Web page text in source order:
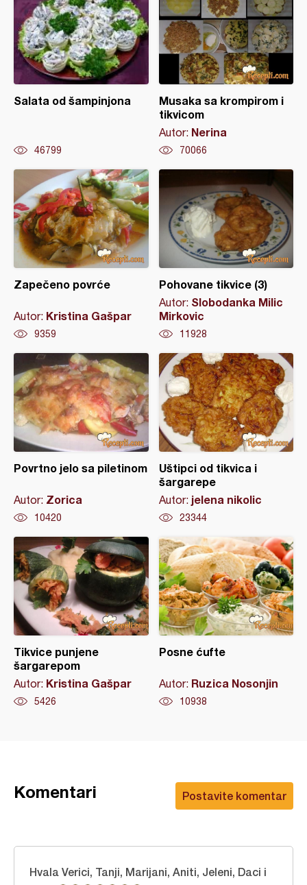
Salata od šampinjona
46799
Musaka sa krompirom i
tikvicom
Autor: Nerina
70066
Zapečeno povrće
Autor: Kristina Gašpar
9359
Pohovane tikvice (3)
Autor: Slobodanka Milic
Mirkovic
11928
Povrtno jelo sa piletinom
Autor: Zorica
10420
Uštipci od tikvica i
šargarepe
Autor: jelena nikolic
23344
Tikvice punjene
šargarepom
Autor: Kristina Gašpar
5426
Posne ćufte
Autor: Ruzica Nosonjin
10938
Postavite komentar
Komentari
Hvala Verici, Tanji, Marijani, Aniti, Jeleni, Daci i